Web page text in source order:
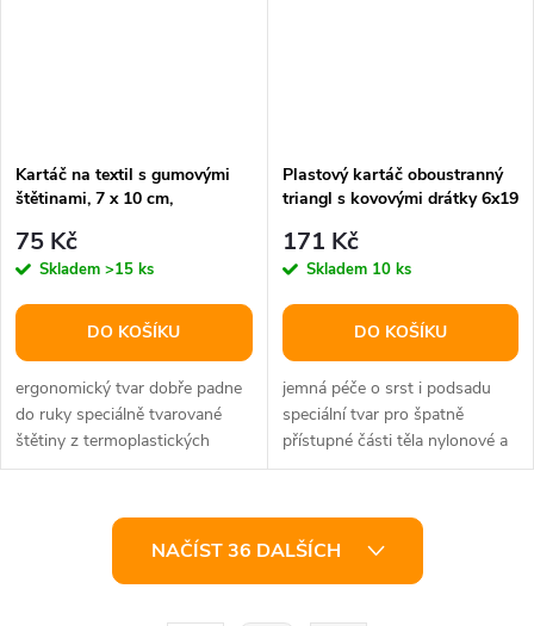
Kartáč na textil s gumovými
štětinami, 7 x 10 cm,
75 Kč
Skladem >15 ks
DO KOŠÍKU
ergonomický tvar dobře padne
do ruky speciálně tvarované
štětiny z termoplastických
gumy umožňují odstranit
Plastový kartáč oboustranný
triangl s kovovými drátky 6x19
171 Kč
Skladem 10 ks
DO KOŠÍKU
jemná péče o srst i podsadu
speciální tvar pro špatně
přístupné části těla nylonové a
kovové štětiny s kuličkami...
NAČÍST 36 DALŠÍCH